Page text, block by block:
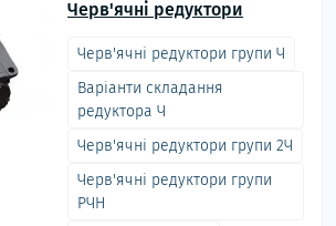
Черв'ячні редуктори
Черв'ячні редуктори групи Ч
Варіанти складання
редуктора Ч
Черв'ячні редуктори групи 2Ч
Черв'ячні редуктори групи
РЧН